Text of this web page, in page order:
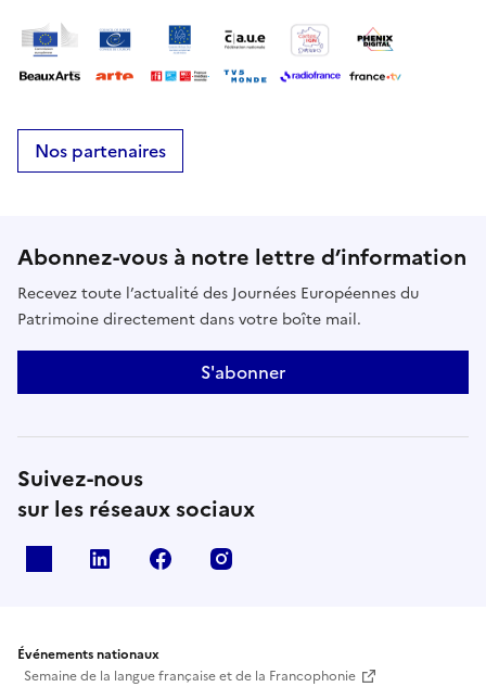
Nos partenaires
Abonnez-vous à notre lettre d’information
Recevez toute l’actualité des Journées Européennes du
Patrimoine directement dans votre boîte mail.
S'abonner
Suivez-nous
sur les réseaux sociaux
Linkedin Facebook
Événements nationaux
Semaine de la langue française et de la Francophonie